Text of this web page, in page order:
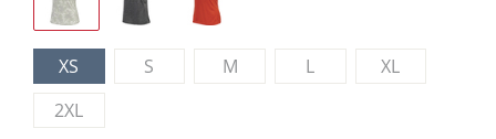
XS S M L
XL
2XL